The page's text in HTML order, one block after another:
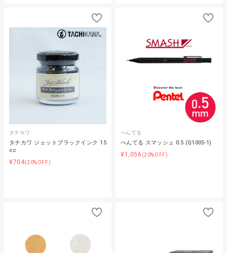
タチカワ
タチカワ ジェットブラックインク 15
cc
¥704(20%OFF)
ぺんてる
ぺんてる スマッシュ 0.5 (Q1005-1)
¥1,056 (20%OFF)